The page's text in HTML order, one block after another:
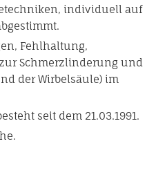
individuell auf
Fehlhaltung,
Schmerzlinderung und
der Wirbelsäule) im
seit dem 21.03.1991.